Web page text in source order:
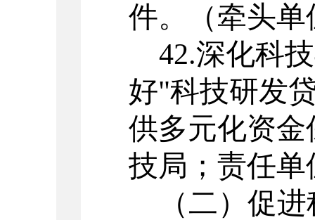
件。
（牵头
42.深化科
好"科技研发
供多元化资金
技局；责任
（二） 促进